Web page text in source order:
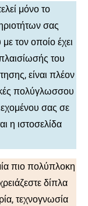
μόνο το
σας
τον οποίο έχει
του
είναι πλέον
πολύγλωσσου
σας σε
η ιστοσελίδα
πιο πολύπλοκη
δίπλα
τεχνογνωσία